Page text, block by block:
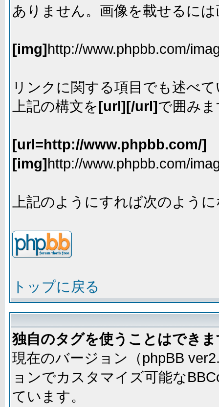
ありません。画像を載せるに
[img]http://www.phpbb.com/
リンクに関する項目でも述べ
上記の構文を[url][/url]で囲み
[url=http://www.phpbb.com/]
[img]http://www.phpbb.com/
上記のようにすれば次のよう
トップに戻る
独自のタグを使うことはでき
現在のバージョン（phpBB
ョンでカスタマイズ可能な
ています。